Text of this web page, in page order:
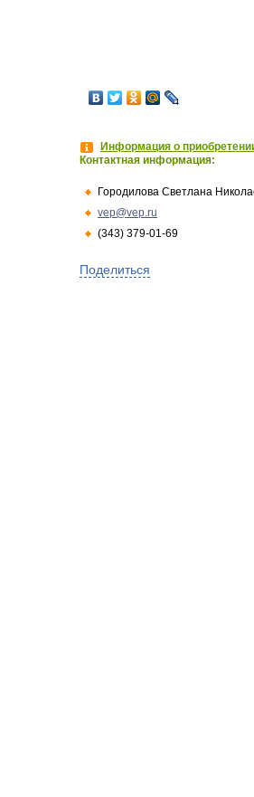
Информация о
Контактная информация:
Городилова Светлана
vep@vep.ru
(343) 379-01-69
Поделиться